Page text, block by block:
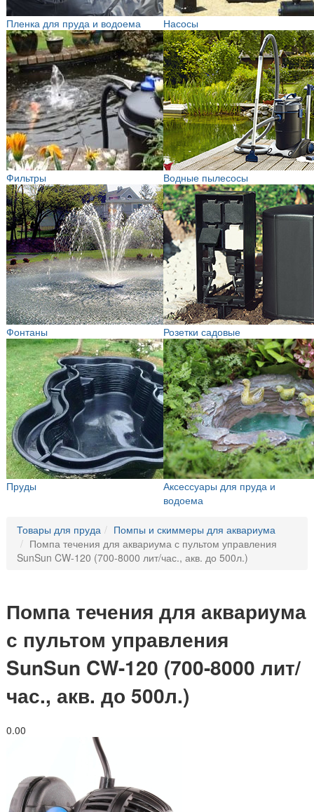
Пленка для пруда и водоема Насосы
Фильтры Водные пылесосы
Фонтаны Розетки садовые
Пруды
Аксессуары для пруда и
водоема
Товары для пруда
Помпы и скиммеры для аквариума
Помпа течения для аквариума с пультом управления
SunSun CW-120 (700-8000 лит/час., акв. до 500л.)
Помпа течения для аквариума
с пультом управления
SunSun CW-120 (700-8000 лит/
час., акв. до 500л.)
0.00